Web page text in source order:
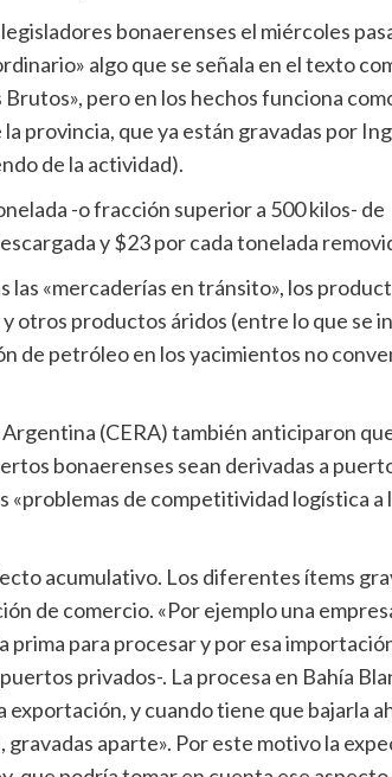
bonaerenses el miércoles
algo que se señala en el texto
pero en los hechos funciona
provincia, que ya están gravadas por
de la actividad).
-o fracción superior a 500 kilos- de
y $23 por cada tonelada
las «mercaderías en tránsito», los
otros productos áridos (entre lo que se
de petróleo en los yacimientos no
(CERA) también anticiparon
bonaerenses sean derivadas a
«problemas de competitividad logística a
acumulativo. Los diferentes ítems
de comercio. «Por ejemplo una
para procesar y por esa
privados-. La procesa en Bahía
exportación, y cuando tiene que bajarla
aparte». Por este motivo la